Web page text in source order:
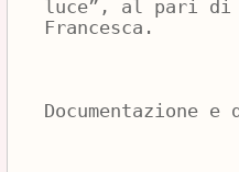
luce”, al pari di
Francesca.
Documentazione